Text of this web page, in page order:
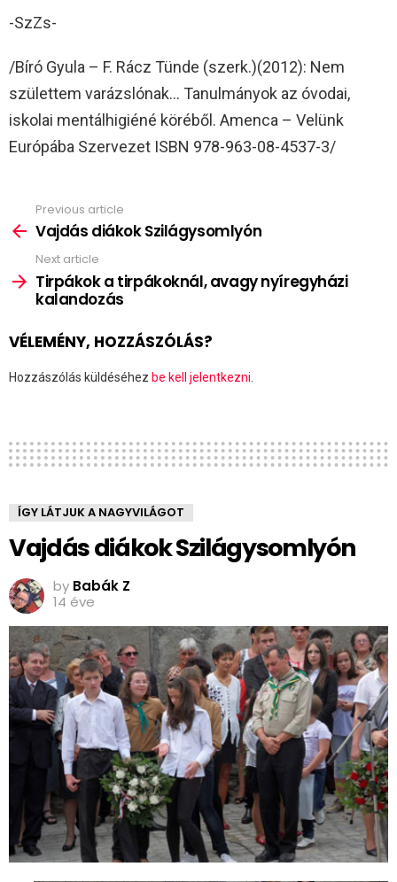
-SzZs-
/Bíró Gyula – F. Rácz Tünde (szerk.)(2012): Nem
születtem varázslónak… Tanulmányok az óvodai,
iskolai mentálhigiéné köréből. Amenca – Velünk
Európába Szervezet ISBN 978-963-08-4537-3/
more
Previous article
Vajdás diákok Szilágysomlyón
Next article
Tirpákok a tirpákoknál, avagy nyíregyházi
kalandozás
VÉLEMÉNY, HOZZÁSZÓLÁS?
Hozzászólás küldéséhez be kell jelentkezni
ÍGY LÁTJUK A NAGYVILÁGOT
Vajdás diákok Szilágysomlyón
by Babák Z
14 éve